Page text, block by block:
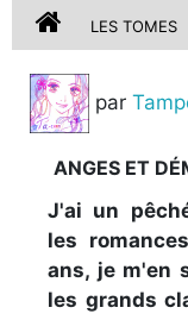
LES TOMES
par
ANGES ET
J'ai un
les
ans, je m'en
les grands